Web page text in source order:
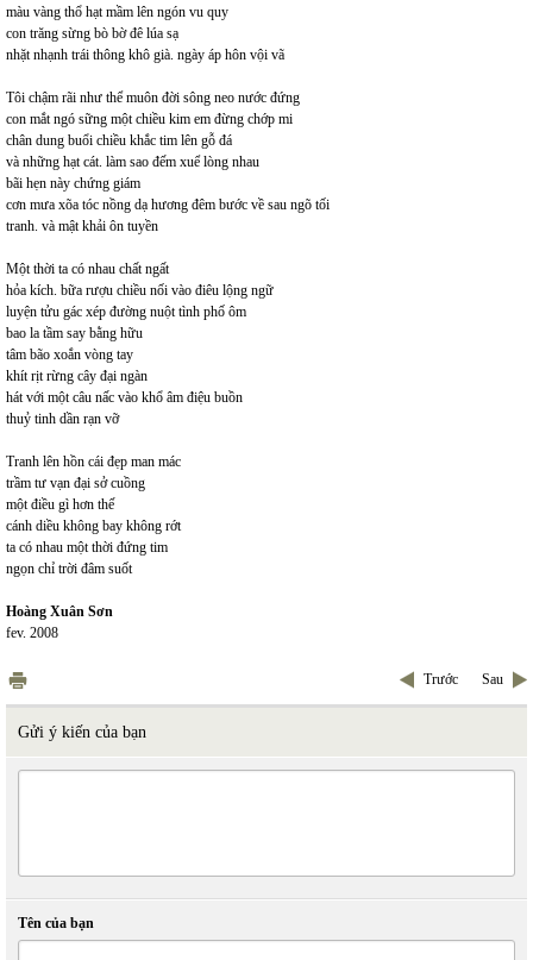
màu vàng thổ hạt mầm lên ngón vu quy
con trăng sừng bò bờ đê lúa sạ
nhặt nhạnh trái thông khô già. ngày áp hôn vội vã
Tôi chậm rãi như thể muôn đời sông neo nước đứng
con mắt ngó sững một chiều kim em đừng chớp mi
chân dung buổi chiều khắc tim lên gỗ đá
và những hạt cát. làm sao đếm xuể lòng nhau
bãi hẹn này chứng giám
cơn mưa xõa tóc nồng dạ hương đêm bước về sau ngõ tối
tranh. và mật khải ôn tuyền
Một thời ta có nhau chất ngất
hỏa kích. bữa rượu chiều nối vào điêu lộng ngữ
luyện tửu gác xép đường nuột tình phố ôm
bao la tầm say bằng hữu
tâm bão xoắn vòng tay
khít rịt rừng cây đại ngàn
hát với một câu nấc vào khổ âm điệu buồn
thuỷ tinh dần rạn vỡ
Tranh lên hồn cái đẹp man mác
trầm tư vạn đại sở cuồng
một điều gì hơn thế
cánh diều không bay không rớt
ta có nhau một thời đứng tim
ngọn chỉ trời đâm suốt
Hoàng Xuân Sơn
fev. 2008
Trước Sau
Gửi ý kiến của bạn
Tên của bạn